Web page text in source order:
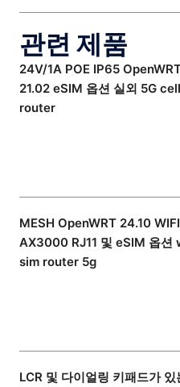
관련 제품
24V/1A POE IP65
21.02 eSIM 옵션 실외 5G
router
MESH OpenWRT 24.10
AX3000 RJ11 및 eSIM 옵션
sim router 5g
LCR 및 다이얼링 키패드가 있